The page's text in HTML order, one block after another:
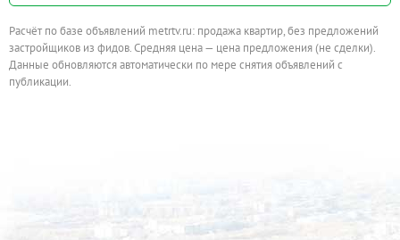
Расчёт по базе объявлений metrtv.ru: продажа квартир, без предложений
застройщиков из фидов. Средняя цена — цена предложения (не сделки).
Данные обновляются автоматически по мере снятия объявлений с
публикации.